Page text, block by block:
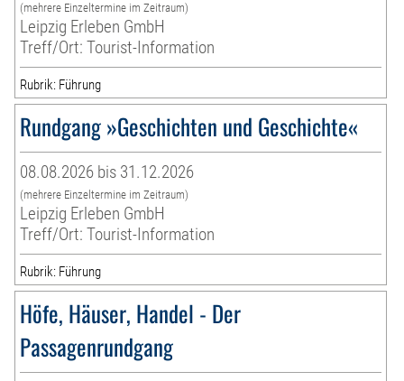
(mehrere Einzeltermine im Zeitraum)
Leipzig Erleben GmbH
Treff/Ort: Tourist-Information
Rubrik: Führung
Rundgang »Geschichten und Geschichte«
08.08.2026 bis 31.12.2026
(mehrere Einzeltermine im Zeitraum)
Leipzig Erleben GmbH
Treff/Ort: Tourist-Information
Rubrik: Führung
Höfe, Häuser, Handel - Der
Passagenrundgang